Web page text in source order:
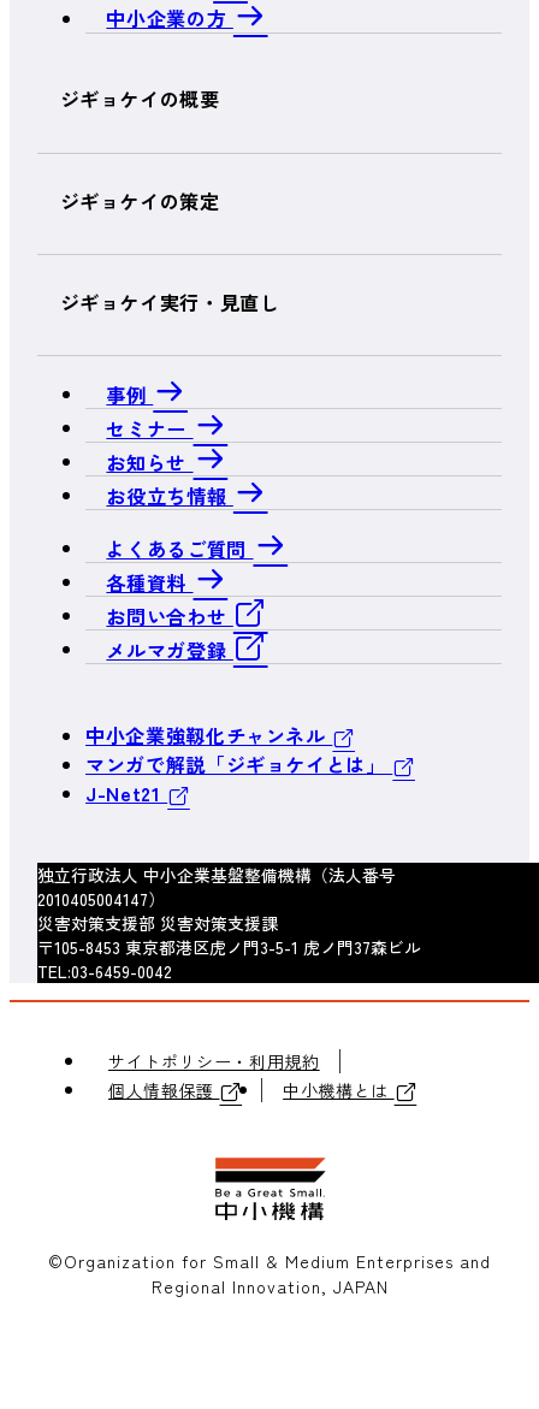
中小企業の方
ジギョケイの概要
ジギョケイの策定
ジギョケイ実行・見直し
事例
セミナー
お知らせ
お役立ち情報
よくあるご質問
各種資料
お問い合わせ
メルマガ登録
中小企業強靱化チャンネル
マンガで解説「ジギョケイとは」
J-Net21
独立行政法人 中小企業基盤整備機構（法人番号
2010405004147）
災害対策支援部 災害対策支援課
〒105-8453 東京都港区虎ノ門3-5-1 虎ノ門37森ビル
TEL:03-6459-0042
サイトポリシー・利用規約
個人情報保護
中小機構とは
©Organization for Small & Medium Enterprises and
Regional Innovation, JAPAN